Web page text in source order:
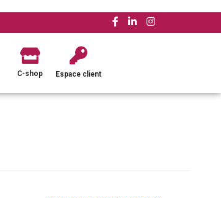
C-shop Espace client